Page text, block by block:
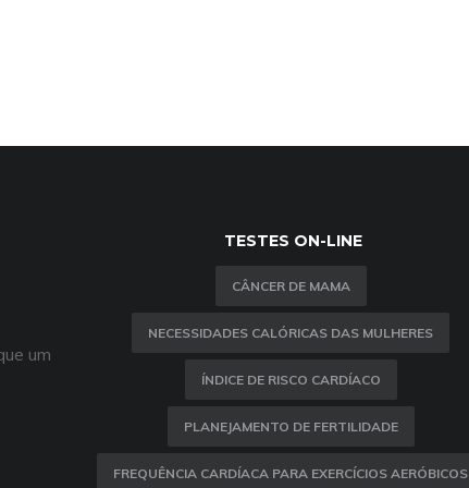
um
TESTES ON-LINE
CÂNCER DE MAMA
NECESSIDADES CALÓRICAS DAS MULHERES
ÍNDICE DE RISCO CARDÍACO
PLANEJAMENTO DE FERTILIDADE
FREQUÊNCIA CARDÍACA PARA EXERCÍCIOS AERÓBICOS